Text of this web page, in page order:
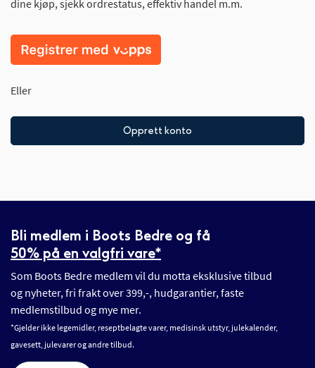
dine kjøp, sjekk ordrestatus, effektiv handel m.m.
Eller
Opprett konto
Bli medlem i Boots Bedre og få
50% på en valgfri vare*
Som Boots Bedre medlem vil du motta eksklusive tilbud
og nyheter, fri frakt over 399,-, hudgarantier, faste
medlemstilbud og mye mer.
*Gjelder ikke legemidler, reseptbelagte varer, medisinsk utstyr, julekalender,
gavesett, julevarer og andre tilbud.